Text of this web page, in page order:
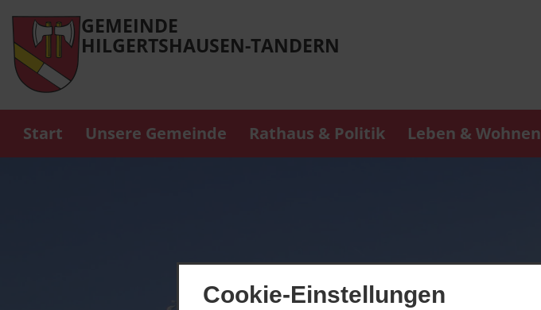
Cookie-Einstellungen
GEMEINDE
HILGERTSHAUSEN-TANDERN
Start Unsere Gemeinde Rathaus & Politik Leben & Wohnen